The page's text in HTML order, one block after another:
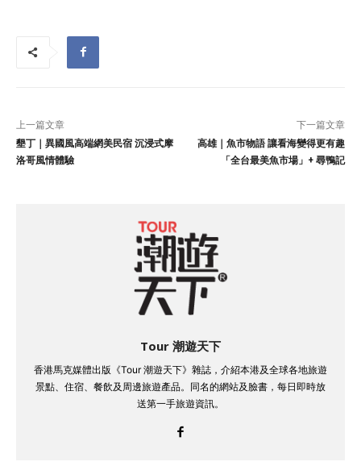
上一篇文章
墾丁｜異國風高端網美民宿 沉浸式摩
洛哥風情體驗
下一篇文章
高雄｜魚市物語 讓看海變得更有趣
「全台最美魚市場」+ 尋鴨記
Tour 潮遊天下
香港馬克媒體出版《Tour 潮遊天下》雜誌，介紹本港及全球各地旅遊
景點、住宿、餐飲及周邊旅遊產品。同名的網站及臉書，每日即時放
送第一手旅遊資訊。